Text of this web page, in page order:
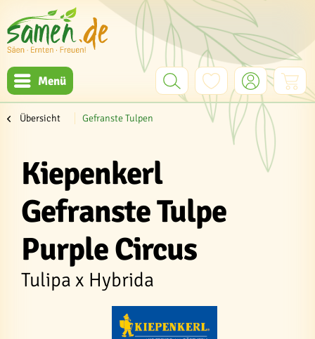
Menü
Übersicht Gefranste Tulpen
Kiepenkerl
Gefranste Tulpe
Purple Circus
Tulipa x Hybrida